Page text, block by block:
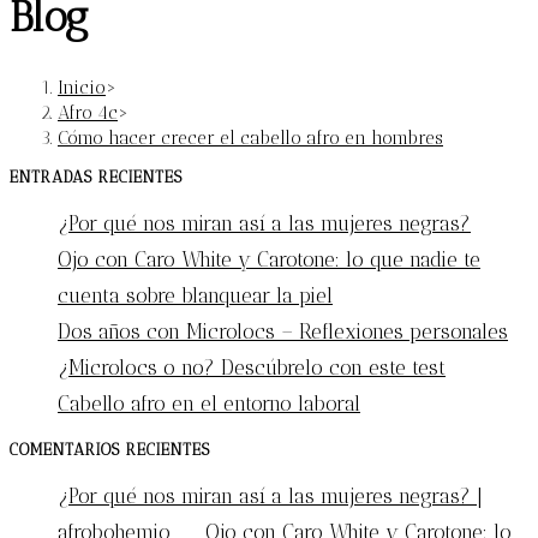
Blog
Inicio>
Afro 4c>
Cómo hacer crecer el cabello afro en hombres
ENTRADAS RECIENTES
¿Por qué nos miran así a las mujeres negras?
Ojo con Caro White y Carotone: lo que nadie te
cuenta sobre blanquear la piel
Dos años con Microlocs – Reflexiones personales
¿Microlocs o no? Descúbrelo con este test
Cabello afro en el entorno laboral
COMENTARIOS RECIENTES
¿Por qué nos miran así a las mujeres negras? |
afrobohemio
Ojo con Caro White y Carotone: lo